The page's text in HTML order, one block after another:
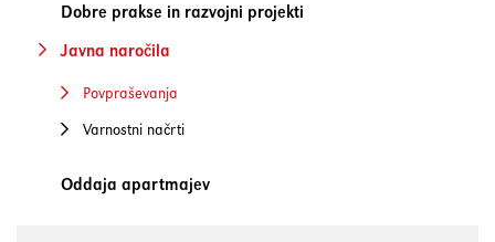
Dobre prakse in razvojni projekti
Javna naročila
Povpraševanja
Varnostni načrti
Oddaja apartmajev